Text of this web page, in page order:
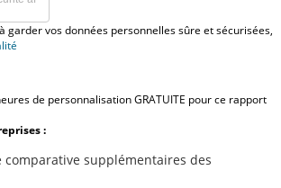
garder vos données personnelles sûre et sécurisées,
de personnalisation GRATUITE pour ce rapport
:
comparative supplémentaires des